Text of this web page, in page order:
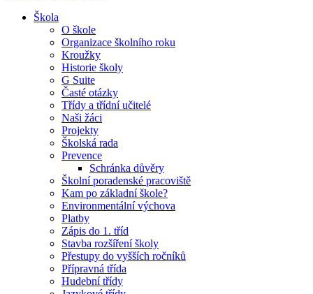
Škola
O škole
Organizace školního roku
Kroužky
Historie školy
G Suite
Časté otázky
Třídy a třídní učitelé
Naši žáci
Projekty
Školská rada
Prevence
Schránka důvěry
Školní poradenské pracoviště
Kam po základní škole?
Environmentální výchova
Platby
Zápis do 1. tříd
Stavba rozšíření školy
Přestupy do vyšších ročníků
Přípravná třída
Hudební třídy